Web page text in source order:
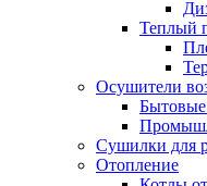
Теплый
Осушители
Сушилки для
Отопление